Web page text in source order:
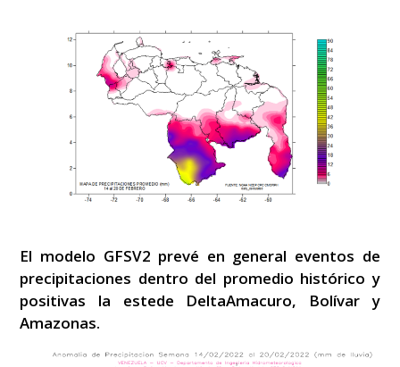
El modelo GFSV2 prevé en general eventos de
precipitaciones dentro del promedio histórico y
positivas la estede DeltaAmacuro, Bolívar y
Amazonas.